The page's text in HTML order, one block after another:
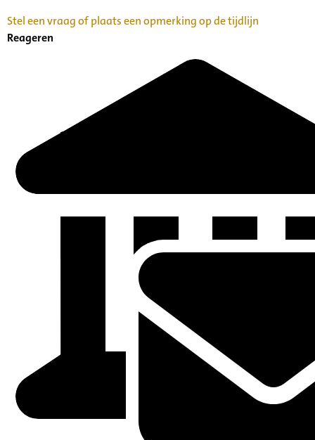
Stel een vraag of plaats een opmerking op de tijdlijn
Reageren